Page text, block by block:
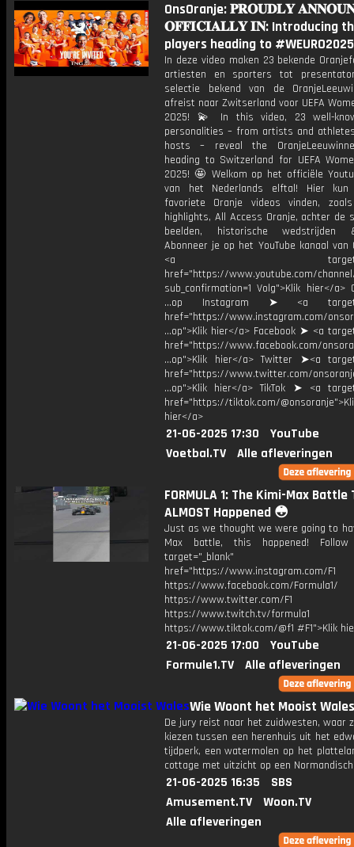
OnsOranje: 𝐏𝐑𝐎𝐔𝐃𝐋𝐘
𝐎𝐅𝐅𝐈𝐂𝐈𝐀𝐋𝐋𝐘 𝐈𝐍: Introducing
players heading to
In deze video maken 23 bekende
artiesten en sporters tot
selectie bekend van de
afreist naar Zwitserland voor UEFA
2025! 💫 In this video, 23 well-
personalities – from artists and
hosts – reveal the
heading to Switzerland for UEFA
2025! 🤩 Welkom op het officiële
van het Nederlands elftal! Hier
favoriete Oranje videos vinden, zoals
highlights, All Access Oranje, achter de
beelden, historische wedstrijden
Abonneer je op het YouTube kanaal
<a
href="https://www.youtube.com/channel/
sub_confirmation=1 Volg">Klik hier</a>
...op Instagram ➤ <a
href="https://www.instagram.com/
...op">Klik hier</a> Facebook ➤ <a
href="https://www.facebook.com/
...op">Klik hier</a> Twitter ➤<a
href="https://www.twitter.com/
...op">Klik hier</a> TikTok ➤ <a
href="https://tiktok.com/
hier</a>
21-06-2025 17:30
YouTube
Voetbal.TV
Alle afleveringen
FORMULA 1: The Kimi-Max Battle
ALMOST Happened 😳
Just as we thought we were going to
Max battle, this happened!
target="_blank"
href="https://www.instagram.com/F1
https://www.facebook.com/Formula1/
https://www.twitter.com/F1
https://www.twitch.tv/formula1
https://www.tiktok.com/@f1 #F1">Klik
21-06-2025 17:00
YouTube
Formule1.TV
Alle afleveringen
Wie Woont het Mooist Wales
De jury reist naar het zuidwesten, waar
kiezen tussen een herenhuis uit het
tijdperk, een watermolen op het
cottage met uitzicht op een
21-06-2025 16:35
SBS
Amusement.TV
Woon.TV
Alle afleveringen